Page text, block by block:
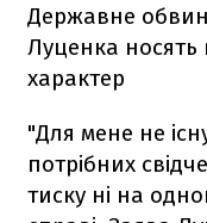
Державне
Луценка
характер
"Для мене не
потрібних
тиску ні на